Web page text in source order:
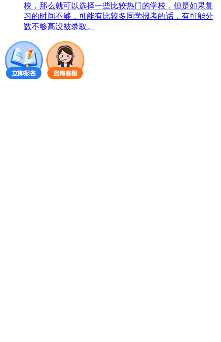
校，那么就可以选择一些比较热门的学校，但是如果复
习的时间不够，可能有比较多同学报考的话，有可能分
数不够高没被录取。